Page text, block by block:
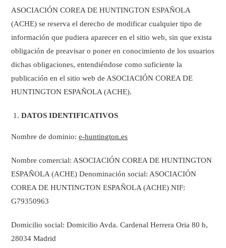
ASOCIACIÓN COREA DE HUNTINGTON ESPAÑOLA
(ACHE) se reserva el derecho de modificar cualquier tipo de
información que pudiera aparecer en el sitio web, sin que exista
obligación de preavisar o poner en conocimiento de los usuarios
dichas obligaciones, entendiéndose como suficiente la
publicación en el sitio web de ASOCIACIÓN COREA DE
HUNTINGTON ESPAÑOLA (ACHE).
DATOS IDENTIFICATIVOS
Nombre de dominio:e-huntington.es
Nombre comercial: ASOCIACIÓN COREA DE HUNTINGTON
ESPAÑOLA (ACHE) Denominación social: ASOCIACIÓN
COREA DE HUNTINGTON ESPAÑOLA (ACHE) NIF:
G79350963
Domicilio social: Domicilio Avda. Cardenal Herrera Oria 80 b,
28034 Madrid